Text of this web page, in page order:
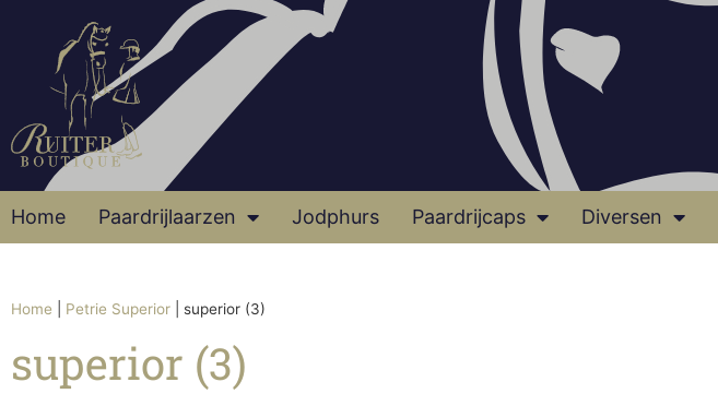
Home Paardrijlaarzen Jodphurs Paardrijcaps Diversen
Home Petrie Superior superior (3)
superior (3)